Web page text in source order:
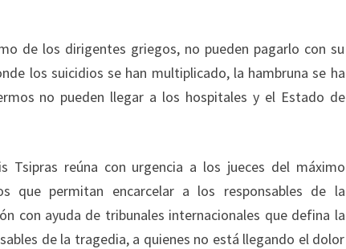
de los dirigentes griegos, no pueden pagarlo con su
los suicidios se han multiplicado, la hambruna se ha
no pueden llegar a los hospitales y el Estado de
Tsipras reúna con urgencia a los jueces del máximo
que permitan encarcelar a los responsables de la
con ayuda de tribunales internacionales que defina la
de la tragedia, a quienes no está llegando el dolor